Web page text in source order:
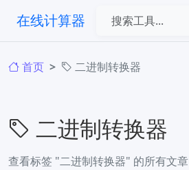
在线计算器
首页 二进制转换器
二进制转换器
查看标签 "二进制转换器" 的所有文章